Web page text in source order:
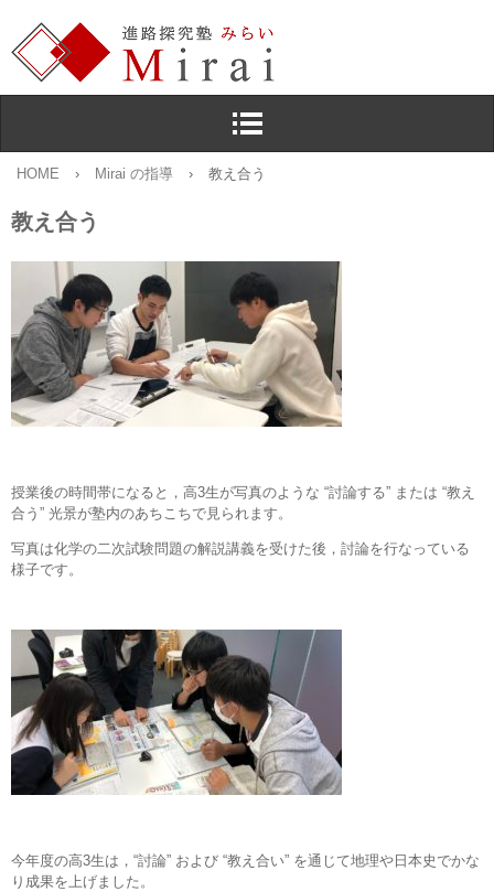
HOME › Mirai の指導 › 教え合う
教え合う
授業後の時間帯になると，高3生が写真のような “討論する” または “教え
合う” 光景が塾内のあちこちで見られます。
写真は化学の二次試験問題の解説講義を受けた後，討論を行なっている
様子です。
今年度の高3生は，“討論” および “教え合い” を通じて地理や日本史でかな
り成果を上げました。